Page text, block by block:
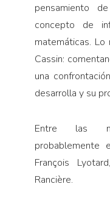
pensamiento
concepto de
matemáticas.
Cassin:
una
desarrolla y su
Entre las
probablemente
François
Rancière.